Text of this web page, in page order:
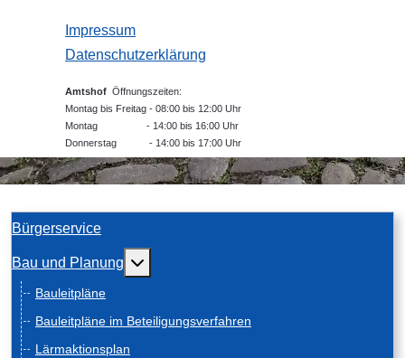
Impressum
Datenschutzerklärung
Amtshof Öffnungszeiten:
Montag bis Freitag - 08:00 bis 12:00 Uhr
Montag - 14:00 bis 16:00 Uhr
Donnerstag - 14:00 bis 17:00 Uhr
Bürgerservice
Bau und Planung Weitere Informationen: Bau und Planung
Bauleitpläne
Bauleitpläne im Beteiligungsverfahren
Lärmaktionsplan